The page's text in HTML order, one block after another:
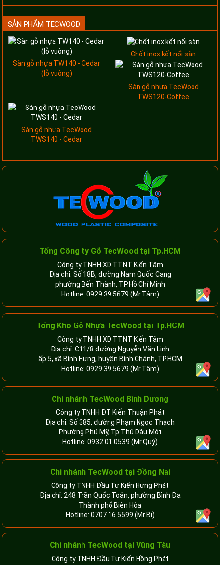
SẢN PHẨM TECWOOD
Sàn gỗ nhựa TW140 - Cedar
(lỗ vuông)
Chốt inox kết nối sàn
Sàn gỗ nhựa TecWood
TWS120-Coffee
Sàn gỗ nhựa TecWood
TWS140 - Cedar
Tổng Công ty Gỗ TecWood tại Tp.HCM
Công ty TNHH XD TTNT Kiến Tâm
Địa chỉ: Số 18B, đường Nam Quốc Cang
phường Bến Thành, TP.Hồ Chí Minh
Hotline: 0929 39 5679 (Mr.Tâm)
Tổng Kho Gỗ Nhựa TecWood tại Tp.HCM
Công ty TNHH XD TTNT Kiến Tâm
Địa chỉ: C11/8 đường Nguyễn Văn Linh
ấp 5, xã Bình Hưng, huyện Bình Chánh, TP.HCM
Hotline: 0929 39 5679 (Mr.Tâm)
Chi nhánh TecWood Bình Dương
Công ty TNHH ĐT Kiến Thuận Phát
Địa chỉ: Số 385, đường Phạm Ngọc Thạch
Phường Phú Mỹ, Tp.Thủ Dầu Một
Hotline: 0932 01 0539 (Mr.Quý)
Chi nhánh TecWood tại Đồng Nai
Công ty TNHH Đầu Tư Kiến Hưng Phát
Địa chỉ: 248 Trần Quốc Toản, phường Bình Đa
Thành phố Biên Hòa
Hotline: 0707 16 5599 (Mr.Bi)
Chi nhánh TecWood tại Vũng Tàu
Công ty TNHH Đầu Tư Kiến Hồng Phát